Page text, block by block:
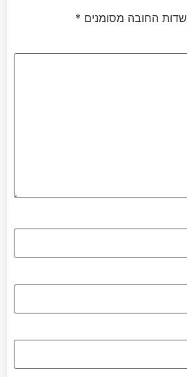
שדות החובה מסומנים *